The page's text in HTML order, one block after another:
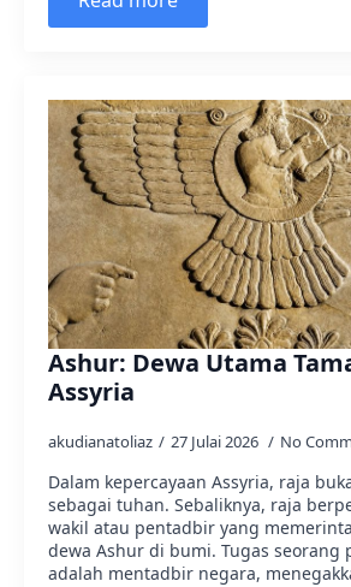
Ashur: Dewa Utama
Assyria
akudianatoliaz 27 Julai 2026 No
Dalam kepercayaan Assyria, raja
sebagai tuhan. Sebaliknya, raja
wakil atau pentadbir yang
dewa Ashur di bumi. Tugas seorang
adalah mentadbir negara,